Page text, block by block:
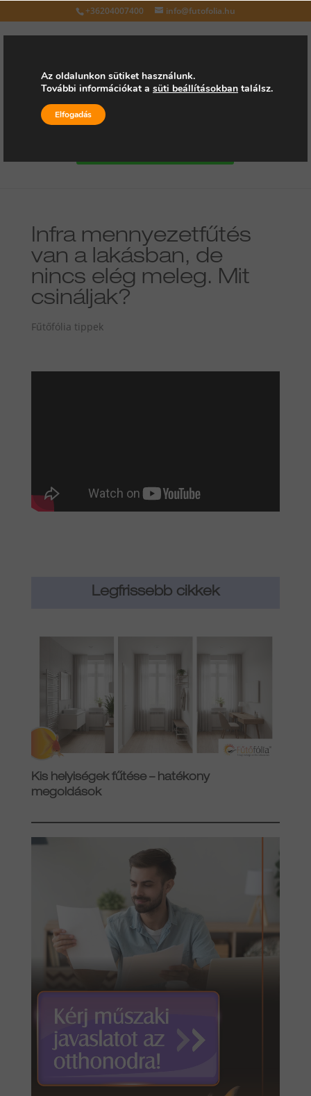
+36204007400 info@futofolia.hu
Válasszon oldalt
Infra mennyezetfűtés
van a lakásban, de
nincs elég meleg. Mit
csináljak?
Fűtőfólia tippek
Legfrissebb cikkek
Kis helyiségek fűtése – hatékony
megoldások
Az oldalunkon sütiket használunk.
További információkat a süti beállításokban találsz.
Elfogadás